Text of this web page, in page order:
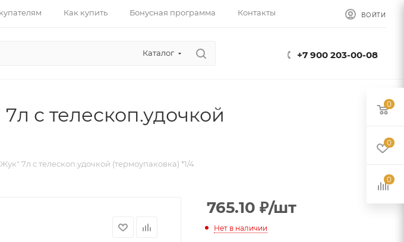
Как купить Бонусная программа Контакты ВОЙТИ
Каталог +7 900 203-00-08
с телескоп.удочкой
7л с телескоп.удочкой (термоупаковка) *1/4
765.10 ₽/шт
Нет в наличии
0
0
0